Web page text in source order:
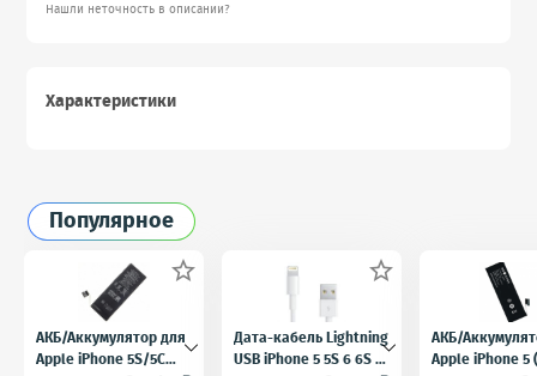
Нашли неточность в описании?
Характеристики
Популярное

АКБ/Аккумулятор для
Apple iPhone 5S/5C

Дата-кабель Lightning
USB iPhone 5 5S 6 6S 7
АКБ/
Apple iPhone